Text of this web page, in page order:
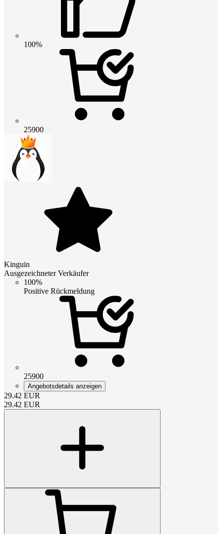
100%
25900
Kinguin
Ausgezeichneter Verkäufer
100%
Positive Rückmeldung
25900
Angebotsdetails anzeigen
29.42 EUR
29.42 EUR